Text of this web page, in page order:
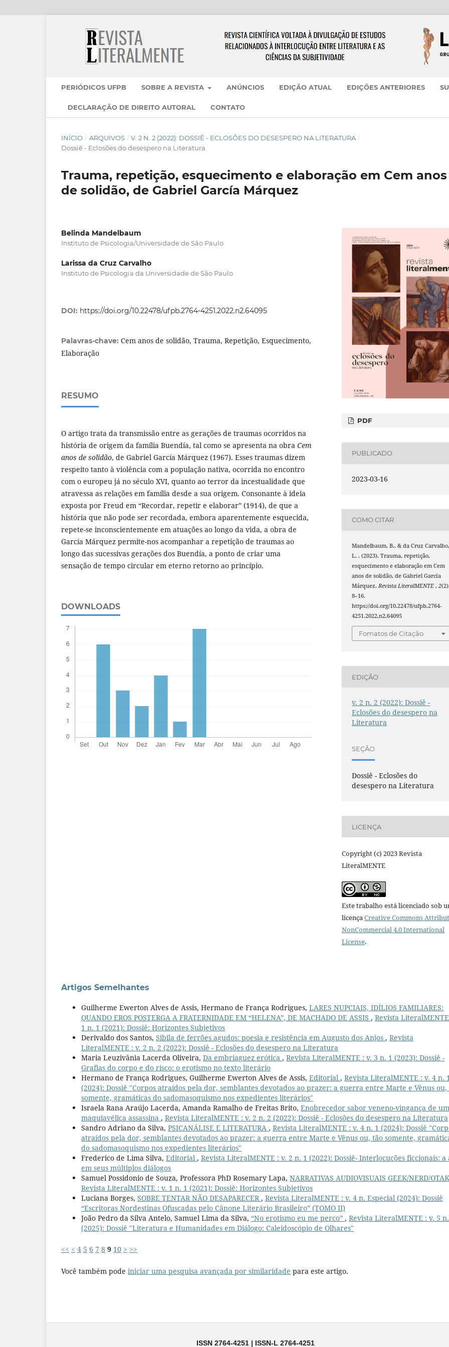
PERIÓDICOS UFPB SOBRE A REVISTA ANÚNCIOS EDIÇÃO ATUAL EDIÇÕES ANTERIORES
DECLARAÇÃO DE DIREITO AUTORAL CONTATO
INÍCIO / ARQUIVOS / V. 2 N. 2 (2022): DOSSIÊ - ECLOSÕES DO DESESPERO NA LITERATURA /
Dossiê - Eclosões do desespero na Literatura
Trauma, repetição, esquecimento e elaboração em Cem anos
de solidão, de Gabriel García Márquez
Belinda Mandelbaum
Instituto de Psicologia/Universidade de São Paulo
Larissa da Cruz Carvalho
Instituto de Psicologia da Universidade de São Paulo
DOI: https://doi.org/10.22478/ufpb.2764-4251.2022.n2.64095
Palavras-chave: Cem anos de solidão, Trauma, Repetição, Esquecimento,
Elaboração
RESUMO
O artigo trata da transmissão entre as gerações de traumas ocorridos na
história de origem da família Buendía, tal como se apresenta na obra Cem
anos de solidão, de Gabriel García Márquez (1967). Esses traumas dizem
respeito tanto à violência com a população nativa, ocorrida no encontro
com o europeu já no século XVI, quanto ao terror da incestualidade que
atravessa as relações em família desde a sua origem. Consonante à ideia
exposta por Freud em “Recordar, repetir e elaborar” (1914), de que a
história que não pode ser recordada, embora aparentemente esquecida,
repete-se inconscientemente em atuações ao longo da vida, a obra de
García Márquez permite-nos acompanhar a repetição de traumas ao
longo das sucessivas gerações dos Buendía, a ponto de criar uma
sensação de tempo circular em eterno retorno ao princípio.
DOWNLOADS
PDF
PUBLICADO
2023-03-16
COMO CITAR
Mandelbaum, B., & da Cruz
L. . (2023). Trauma, repetição,
esquecimento e elaboração em Cem
anos de solidão, de Gabriel García
Márquez.Revista LiteralMENTE,2
8–16.
https://doi.org/10.22478/ufpb.2764-
4251.2022.n2.64095
Fomatos de Citação
EDIÇÃO
v. 2 n. 2 (2022): Dossiê -
Eclosões do desespero na
Literatura
SEÇÃO
Dossiê - Eclosões do
desespero na Literatura
LICENÇA
Copyright (c) 2023 Revista
LiteralMENTE
Este trabalho está licenciado sob
licençaCreative Commons
NonCommercial 4.0 International
License.
Artigos Semelhantes
Guilherme Ewerton Alves de Assis, Hermano de França Rodrigues, LARES NUPCIAIS, IDÍLIOS FAMILIARES:
QUANDO EROS POSTERGA A FRATERNIDADE EM “HELENA”, DE MACHADO DE ASSIS , Revista
1 n. 1 (2021): Dossiê: Horizontes Subjetivos
Derivaldo dos Santos, Sibila de ferrões agudos: poesia e resistência em Augusto dos Anjos , Revista
LiteralMENTE : v. 2 n. 2 (2022): Dossiê - Eclosões do desespero na Literatura
Maria Leuzivânia Lacerda Oliveira, Da embriaguez erótica , Revista LiteralMENTE : v. 3 n. 1 (2023): Dossiê -
Grafias do corpo e do risco: o erotismo no texto literário
Hermano de França Rodrigues, Guilherme Ewerton Alves de Assis, Editorial , Revista LiteralMENTE : v. 4 n.
(2024): Dossiê "Corpos atraídos pela dor, semblantes devotados ao prazer: a guerra entre Marte e Vênus ou,
somente, gramáticas do sadomasoquismo nos expedientes literários"
Israela Rana Araújo Lacerda, Amanda Ramalho de Freitas Brito, Enobrecedor sabor veneno-vingança de
maquiavélica assassina , Revista LiteralMENTE : v. 2 n. 2 (2022): Dossiê - Eclosões do desespero na Literatura
Sandro Adriano da Silva, PSICANÁLISE E LITERATURA , Revista LiteralMENTE : v. 4 n. 1 (2024): Dossiê
atraídos pela dor, semblantes devotados ao prazer: a guerra entre Marte e Vênus ou, tão somente,
do sadomasoquismo nos expedientes literários"
Frederico de Lima Silva, Editorial , Revista LiteralMENTE : v. 2 n. 1 (2022): Dossiê- Interlocuções ficcionais: a
em seus múltiplos diálogos
Samuel Possidonio de Souza, Professora PhD Rosemary Lapa, NARRATIVAS AUDIOVISUAIS GEEK/NERD/
Revista LiteralMENTE : v. 1 n. 1 (2021): Dossiê: Horizontes Subjetivos
Luciana Borges, SOBRE TENTAR NÃO DESAPARECER, Revista LiteralMENTE : v. 4 n. Especial (2024): Dossiê
“Escritoras Nordestinas Ofuscadas pelo Cânone Literário Brasileiro” (TOMO II)
João Pedro da Silva Antelo, Samuel Lima da Silva, “No erotismo eu me perco” , Revista LiteralMENTE : v. 5
(2025): Dossiê "Literatura e Humanidades em Diálogo: Caleidoscópio de Olhares"
<< < 4 5 6 7 8 9 10 > >>
Você também pode iniciar uma pesquisa avançada por similaridade para este artigo.
ISSN 2764-4251 | ISSN-L 2764-4251